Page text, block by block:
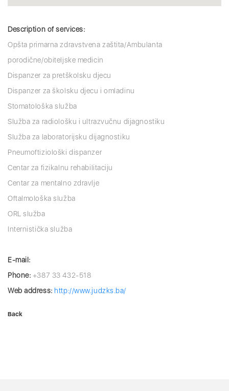
Description of services:
Opšta primarna zdravstvena zaštita/Ambulanta
porodične/obiteljske medicin
Dispanzer za pretškolsku djecu
Dispanzer za školsku djecu i omladinu
Stomatološka služba
Služba za radiološku i ultrazvučnu dijagnostiku
Služba za laboratorijsku dijagnostiku
Pneumoftiziološki dispanzer
Centar za fizikalnu rehabilitaciju
Centar za mentalno zdravlje
Oftalmološka služba
ORL služba
Internistička služba
E-mail:
Phone: +387 33 432-518
Web address: http://www.judzks.ba/
Back